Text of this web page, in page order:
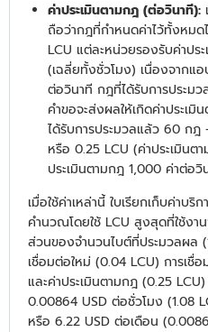
ค่าประเมินตามกฎ (ต่อวินาที):
ถือว่ากฎที่กำหนดค่าไว้ทั้งหมด
LCU แต่ละหน่วยรองรับค่าปร
(เฉลี่ยทั้งชั่วโมง) เนื่องจากแ
ต่อวินาที กฎที่ได้รับการประม
คำขอจะส่งผลให้เกิดค่าประเ
ได้รับการประมวลแล้ว 60 ก
หรือ 0.25 LCU (ค่าประเมิน
ประเมินตามกฎ 1,000 ค่าต่อวิ
เมื่อใช้ค่าเหล่านี้ ใบเรียกเก็บค่าบริ
คำนวณโดยใช้ LCU สูงสุดที่ใช้ง
ส่วนของจำนวนไบต์ที่ประมวลผล
เชื่อมต่อใหม่ (0.04 LCU) การเชื่
และค่าประเมินตามกฎ (0.25
0.00864 USD ต่อชั่วโมง (1.08
หรือ 6.22 USD ต่อเดือน